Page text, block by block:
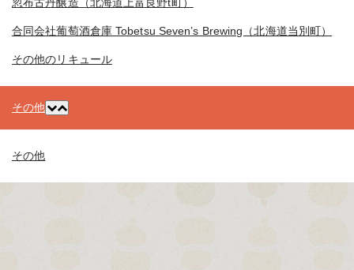
合同会社葡萄酒倉庫 Tobetsu Seven’s Brewing（北海道当別町）
その他のリキュール
その他
その他